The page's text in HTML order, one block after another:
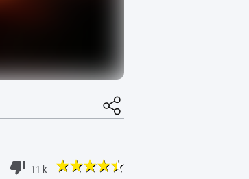
11 k